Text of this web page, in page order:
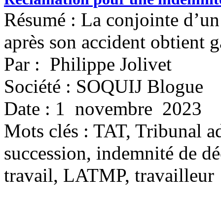
Résumé : La conjointe
après son accident obtient
Par : Philippe Jolivet
Société : SOQUIJ Blogue
Date : 1 novembre 2023
Mots clés : TAT, Tribunal
succession, indemnité de
travail, LATMP, travailleur